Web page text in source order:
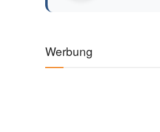
Werbung